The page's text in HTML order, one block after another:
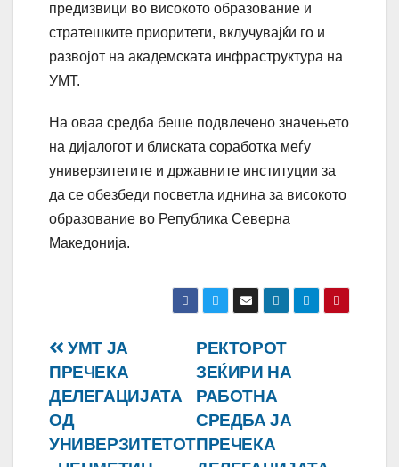
предизвици во високото образование и
стратешките приоритети, вклучувајќи го и
развојот на академската инфраструктура на
УМТ.
На оваа средба беше подвлечено значењето
на дијалогот и блиската соработка меѓу
универзитетите и државните институции за
да се обезбеди посветла иднина за високото
образование во Република Северна
Македонија.
Навигација
на
напис
РЕКТОРОТ
ЗЕЌИРИ НА
РАБОТНА
СРЕДБА ЈА
ПРЕЧЕКА
УМТ ЈА
ПРЕЧЕКА
ДЕЛЕГАЦИЈАТА
ОД
УНИВЕРЗИТЕТОТ